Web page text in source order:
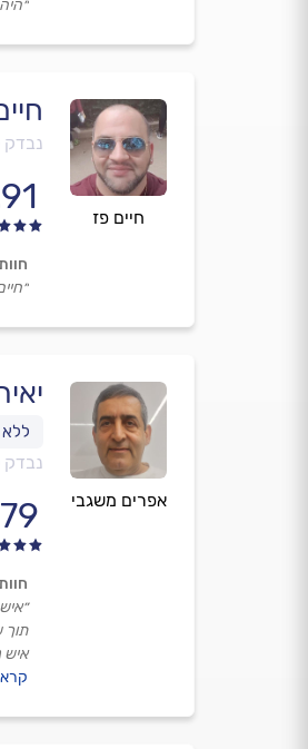
חיים פז
נבדק
אפרים משגבי
נבדק
תוך
איש